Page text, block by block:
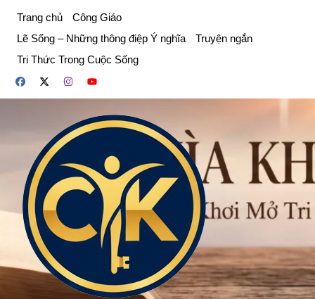
phần
dung
Trang chủ
Công Giáo
Lẽ Sống – Những thông điệp Ý nghĩa
Truyện ngắn
Tri Thức Trong Cuộc Sống